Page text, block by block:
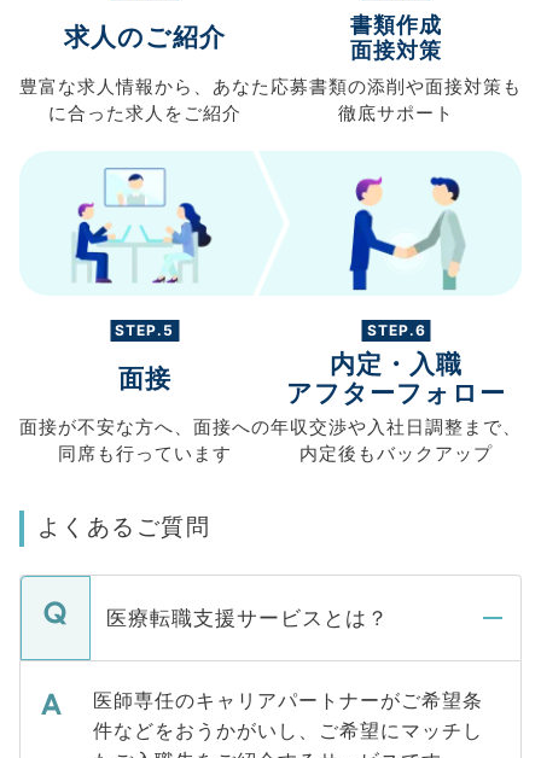
求人のご紹介
豊富な求人情報から、 あなた
に合った求人を ご紹介
書類作成
面接対策
応募書類の添削や面接対策も
徹底サポート
STEP.5
面接
面接が不安な方へ、 面接への
同席も行っています
STEP.6
内定・入職
アフターフォロー
年収交渉や入社日調整まで、
内定後もバックアップ
よくあるご質問
医療転職支援サービスとは？
医師専任のキャリアパートナーがご希望条
件などをおうかがいし、ご希望にマッチし